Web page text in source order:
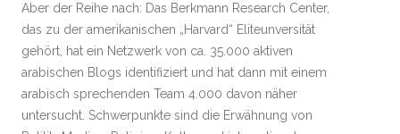
Aber der Reihe nach: Das Berkmann Research Center,
das zu der amerikanischen „Harvard“ Eliteunversität
gehört, hat ein Netzwerk von ca. 35.000 aktiven
arabischen Blogs identifiziert und hat dann mit einem
arabisch sprechenden Team 4.000 davon näher
untersucht. Schwerpunkte sind die Erwähnung von